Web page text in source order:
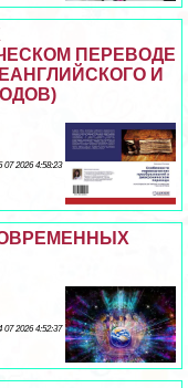
ПЕРЕВОДЕ
И
07 2026 4:58:23
07 2026 4:52:37